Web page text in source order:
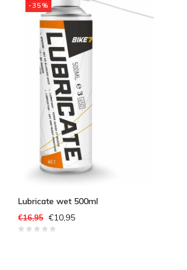
-35%
Lubricate wet 500ml
€16,95 €10,95